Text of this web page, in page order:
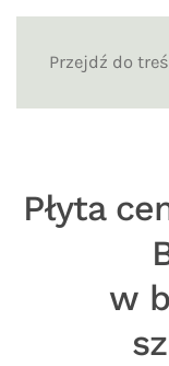
Przejdź do
Płyta
w